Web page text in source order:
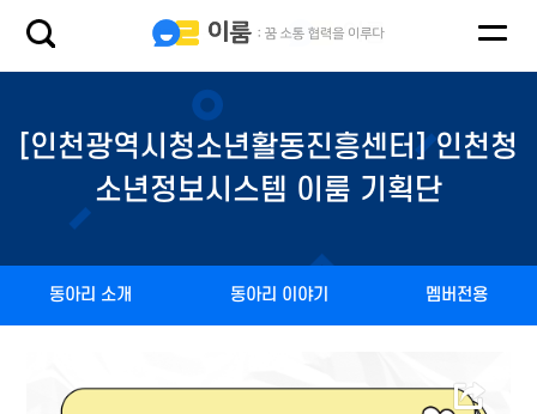
[인천광역시청소년활동진흥센터] 인천청
소년정보시스템 이룸 기획단
동아리 소개 동아리 이야기 멤버전용